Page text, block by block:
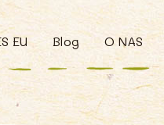
EU Blog O NAS